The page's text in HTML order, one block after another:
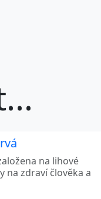
na lihové
na zdraví člověka a